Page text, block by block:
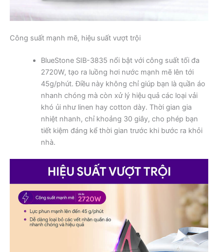
Công suất mạnh mẽ, hiệu suất vượt trội
BlueStone SIB-3835 nổi bật với công suất tối đa
2720W, tạo ra luồng hơi nước mạnh mẽ lên tới
45g/phút. Điều này không chỉ giúp bạn là quần áo
nhanh chóng mà còn xử lý hiệu quả các loại vải
khó ủi như linen hay cotton dày. Thời gian gia
nhiệt nhanh, chỉ khoảng 30 giây, cho phép bạn
tiết kiệm đáng kể thời gian trước khi bước ra khỏi
nhà.